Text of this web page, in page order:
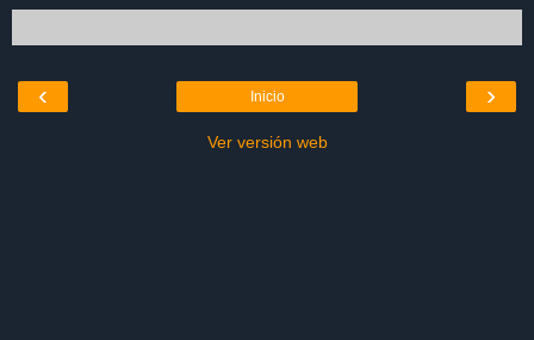
‹ ›
Inicio
Ver versión web